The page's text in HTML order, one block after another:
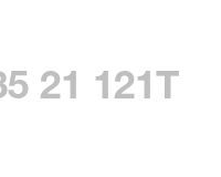
21 121T